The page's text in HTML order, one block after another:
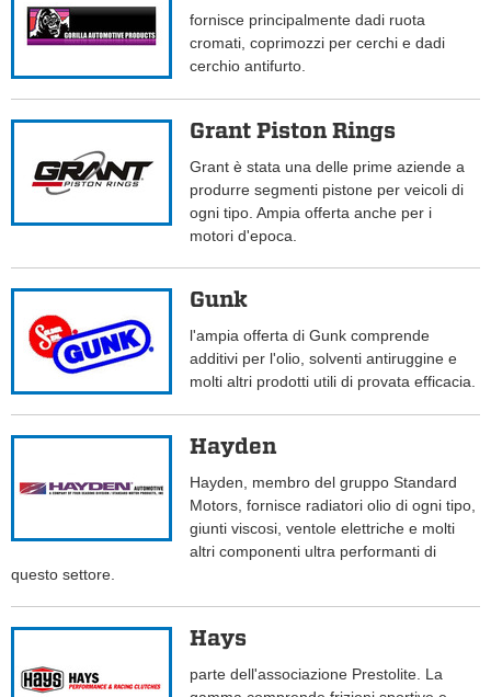
fornisce principalmente dadi ruota
cromati, coprimozzi per cerchi e dadi
cerchio antifurto.
Grant Piston Rings
Grant è stata una delle prime aziende a
produrre segmenti pistone per veicoli di
ogni tipo. Ampia offerta anche per i
motori d'epoca.
Gunk
l'ampia offerta di Gunk comprende
additivi per l'olio, solventi antiruggine e
molti altri prodotti utili di provata efficacia.
Hayden
Hayden, membro del gruppo Standard
Motors, fornisce radiatori olio di ogni tipo,
giunti viscosi, ventole elettriche e molti
altri componenti ultra performanti di
questo settore.
Hays
parte dell'associazione Prestolite. La